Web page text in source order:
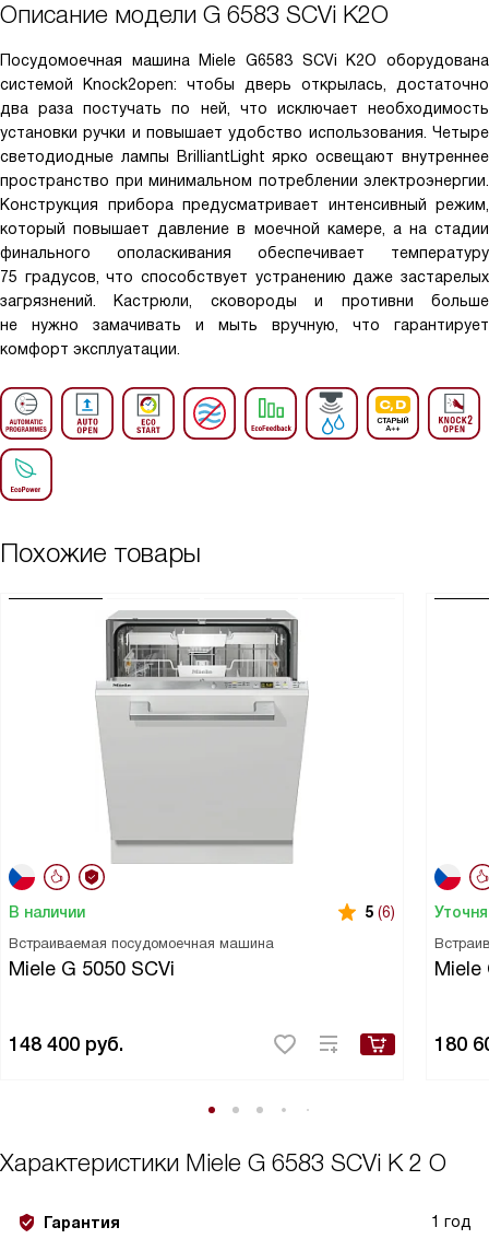
Описание модели G 6583 SCVi K2O
Посудомоечная машина Miele G6583 SCVi K2O оборудована
системой Knock2open: чтобы дверь открылась, достаточно
два раза постучать по ней, что исключает необходимость
установки ручки и повышает удобство использования. Четыре
светодиодные лампы BrilliantLight ярко освещают внутреннее
пространство при минимальном потреблении электроэнергии.
Конструкция прибора предусматривает интенсивный режим,
который повышает давление в моечной камере, а на стадии
финального ополаскивания обеспечивает температуру
75 градусов, что способствует устранению даже застарелых
загрязнений. Кастрюли, сковороды и противни больше
не нужно замачивать и мыть вручную, что гарантирует
комфорт эксплуатации.
Похожие товары
В наличии 5 (6)
Встраиваемая посудомоечная машина
Miele G 5050 SCVi
148 400 руб.
Miele
180
Характеристики Miele G 6583 SCVi K 2 O
Гарантия 1 год